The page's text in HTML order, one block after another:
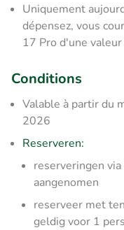
Uniquement
dépensez, vous
17 Pro d'une
Conditions
Valable à partir du
2026
Reserveren:
reserveringen
aangenomen
reserveer met
geldig voor 1